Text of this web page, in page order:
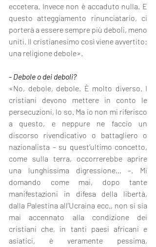
eccetera. Invece non è accaduto nulla. E
questo atteggiamento rinunciatario, ci
porterà a essere sempre più deboli, meno
uniti. Il cristianesimo così viene avvertito:
una religione debole».
- Debole o dei deboli?
«No, debole, debole. È molto diverso. I
cristiani devono mettere in conto le
persecuzioni, lo so. Ma io non mi riferisco
a questo, e neppure ne faccio un
discorso rivendicativo o battagliero o
nazionalista – su quest’ultimo concetto,
come sulla terra, occorrerebbe aprire
una lunghissima digressione… –. Mi
domando come mai, dopo tante
manifestazioni in difesa della libertà,
dalla Palestina all’Ucraina ecc., non si sia
mai accennato alla condizione dei
cristiani che, in tanti paesi africani e
asiatici, è veramente pessima,